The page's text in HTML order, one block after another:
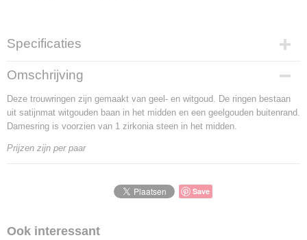
Specificaties
Artikelnummer
C023
Materiaal
witgoud en geelgoud
Goud Karaat
14 Karaat
Omschrijving
Deze trouwringen zijn gemaakt van geel- en witgoud. De ringen bestaan
uit satijnmat witgouden baan in het midden en een geelgouden buitenrand.
Damesring is voorzien van 1 zirkonia steen in het midden.
Prijzen zijn per paar
Save
Ook interessant